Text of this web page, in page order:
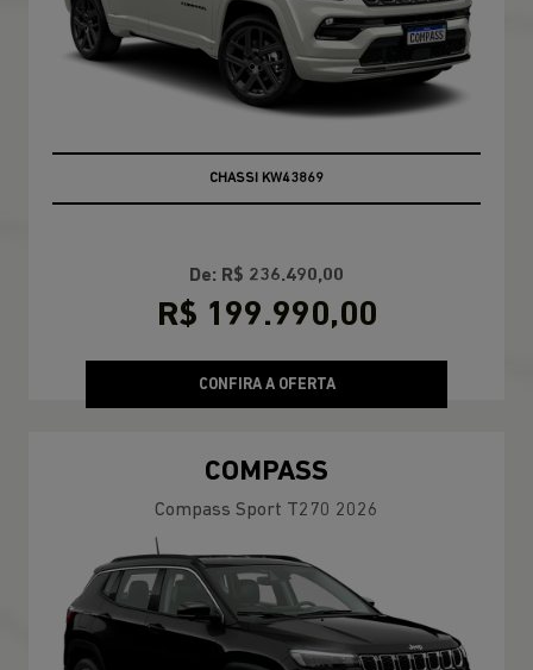
BRANCO PEROLIZADO
De: R$ 236.490,00
R$ 199.990,00
CONFIRA A OFERTA
COMPASS
Compass Sport T270 2026